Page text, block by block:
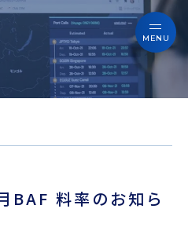
る
BAF 料率のお知ら